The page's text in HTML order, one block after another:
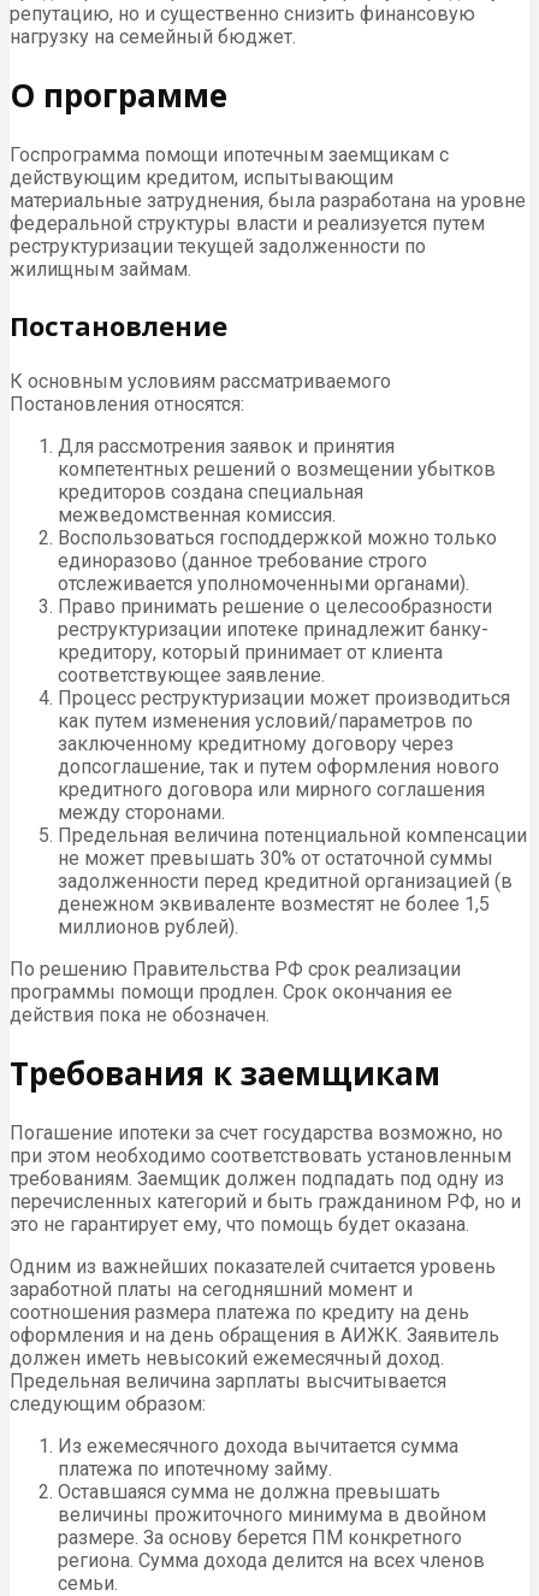
репутацию, но и существенно снизить финансовую
нагрузку на семейный бюджет.
О программе
Госпрограмма помощи ипотечным заемщикам с
действующим кредитом, испытывающим
материальные затруднения, была разработана на уровне
федеральной структуры власти и реализуется путем
реструктуризации текущей задолженности по
жилищным займам.
Постановление
К основным условиям рассматриваемого
Постановления относятся:
Для рассмотрения заявок и принятия
компетентных решений о возмещении убытков
кредиторов создана специальная
межведомственная комиссия.
Воспользоваться господдержкой можно только
единоразово (данное требование строго
отслеживается уполномоченными органами).
Право принимать решение о целесообразности
реструктуризации ипотеке принадлежит банку-
кредитору, который принимает от клиента
соответствующее заявление.
Процесс реструктуризации может производиться
как путем изменения условий/параметров по
заключенному кредитному договору через
допсоглашение, так и путем оформления нового
кредитного договора или мирного соглашения
между сторонами.
Предельная величина потенциальной компенсации
не может превышать 30% от остаточной суммы
задолженности перед кредитной организацией (в
денежном эквиваленте возместят не более 1,5
миллионов рублей).
По решению Правительства РФ срок реализации
программы помощи продлен. Срок окончания ее
действия пока не обозначен.
Требования к заемщикам
Погашение ипотеки за счет государства возможно, но
при этом необходимо соответствовать установленным
требованиям. Заемщик должен подпадать под одну из
перечисленных категорий и быть гражданином РФ, но и
это не гарантирует ему, что помощь будет оказана.
Одним из важнейших показателей считается уровень
заработной платы на сегодняшний момент и
соотношения размера платежа по кредиту на день
оформления и на день обращения в АИЖК. Заявитель
должен иметь невысокий ежемесячный доход.
Предельная величина зарплаты высчитывается
следующим образом:
Из ежемесячного дохода вычитается сумма
платежа по ипотечному займу.
Оставшаяся сумма не должна превышать
величины прожиточного минимума в двойном
размере. За основу берется ПМ конкретного
региона. Сумма дохода делится на всех членов
семьи.